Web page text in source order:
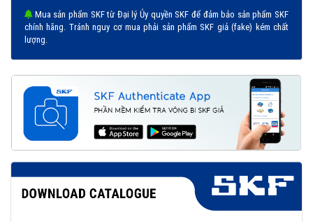
Mua sản phẩm SKF từ Đại lý Ủy quyền SKF để đảm bảo sản phẩm SKF
chính hãng. Tránh nguy cơ mua phải sản phẩm SKF giả (fake) kém chất
lượng.